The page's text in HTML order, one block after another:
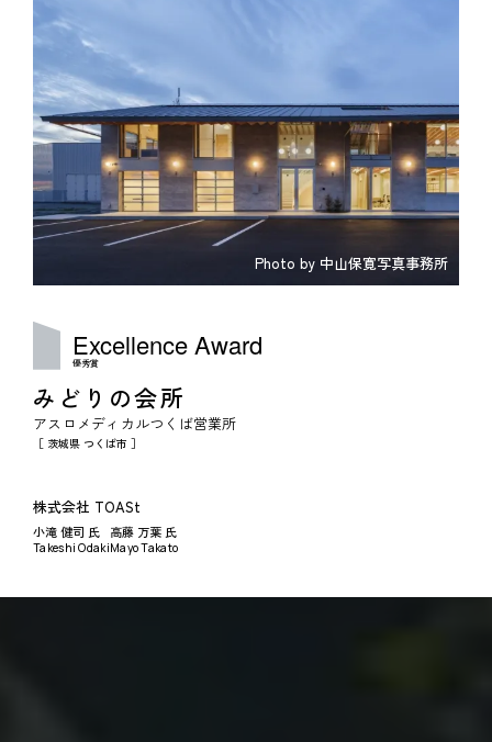
Photo by 中山保寛写真事務所
ExcellenceAward
優秀賞
みどりの会所
アスロメディカルつくば営業所
［ 茨城県 つくば市 ］
株式会社 TOASt
小滝 健司 氏
Takeshi Odaki
高藤 万葉 氏
Mayo Takato